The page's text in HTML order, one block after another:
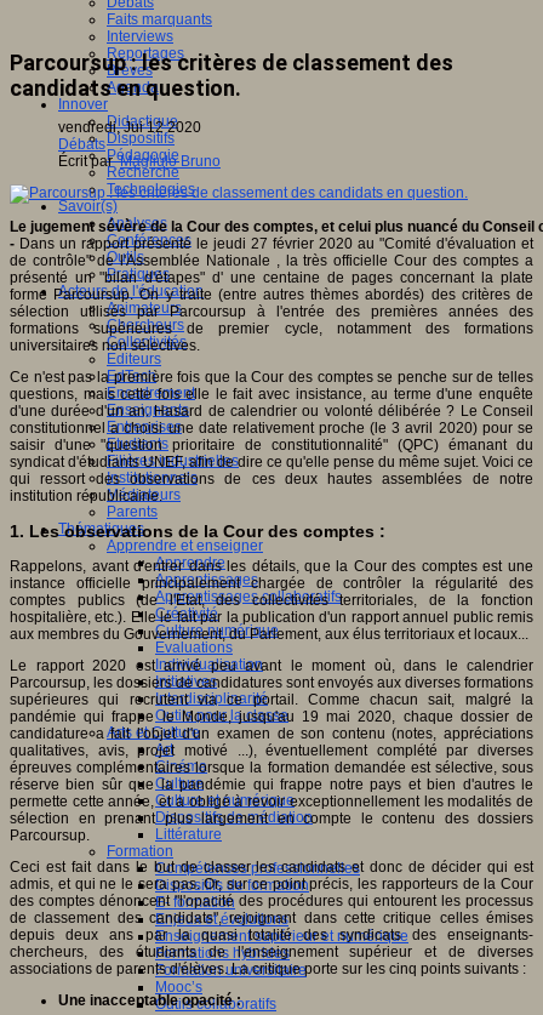
Faits marquants
Interviews
Reportages
Brèves
Agenda
Innover
Didactique
Dispositifs
Pédagogie
Recherche
Technologies
Savoir(s)
Analyses
Conférences
Outils
Pratiques
Acteurs de l'éducation
Animateurs
Chercheurs
Collectivités
Editeurs
EdTech
Encadrement
Enseignants
Entreprises
Etudiants
Filières industrielles
Institutionnels
Médiateurs
Parents
Thématiques
Apprendre et enseigner
Apprendre
Apprentissages
Apprentissages collaboratifs
Créativité
Culture numérique
Evaluations
Individualisation
Initiatives
Interdisciplinarité
Outils pour la classe
Arts et Culture
Art
Cinéma
Culture
Culture et numérique
Dispositifs de médiation
Littérature
Formation
Compétences professionnelles
Dispositifs de formation
E- formation
Enjeux et évolutions
Enseignement supérieur et numérique
Formations hybrides
Formation universitaire
Mooc’s
Outils collaboratifs
Parcoursup : les critères de classement des
candidats en question.
vendredi, Jui 12 2020
Débats
Écrit parMagliulo Bruno
Le jugement sévère de la Cour des comptes, et celui plus nuancé du Conseil
- Dans un rapport présenté le jeudi 27 février 2020 au "Comité d'évaluation et
de contrôle" de l'Assemblée Nationale , la très officielle Cour des comptes a
présenté un "bilan d'étapes" d' une centaine de pages concernant la plate
forme Parcoursup. On y traite (entre autres thèmes abordés) des critères de
sélection utilisés par Parcoursup à l'entrée des premières années des
formations supérieures de premier cycle, notamment des formations
universitaires non sélectives.
Ce n'est pas la première fois que la Cour des comptes se penche sur de telles
questions, mais cette fois elle le fait avec insistance, au terme d'une enquête
d'une durée d'un an. Hasard de calendrier ou volonté délibérée ? Le Conseil
constitutionnel a choisi une date relativement proche (le 3 avril 2020) pour se
saisir d'une "question prioritaire de constitutionnalité" (QPC) émanant du
syndicat d'étudiants UNEF, afin de dire ce qu'elle pense du même sujet. Voici ce
qui ressort des observations de ces deux hautes assemblées de notre
institution républicaine.
1. Les observations de la Cour des comptes :
Rappelons, avant d'entrer dans les détails, que la Cour des comptes est une
instance officielle principalement chargée de contrôler la régularité des
comptes publics (de l'Etat, des collectivités territoriales, de la fonction
hospitalière, etc.). Elle le fait par la publication d'un rapport annuel public remis
aux membres du Gouvernement, du Parlement, aux élus territoriaux et locaux...
Le rapport 2020 est arrivé peu avant le moment où, dans le calendrier
Parcoursup, les dossiers de candidatures sont envoyés aux diverses formations
supérieures qui recrutent via ce portail. Comme chacun sait, malgré la
pandémie qui frappe le Monde, jusqu'au 19 mai 2020, chaque dossier de
candidature a fait l'objet d'un examen de son contenu (notes, appréciations
qualitatives, avis, projet motivé ...), éventuellement complété par diverses
épreuves complémentaires lorsque la formation demandée est sélective, sous
réserve bien sûr que la pandémie qui frappe notre pays et bien d'autres le
permette cette année, et a obligé à revoir exceptionnellement les modalités de
sélection en prenant plus largement en compte le contenu des dossiers
Parcoursup.
Ceci est fait dans le but de classer les candidats et donc de décider qui est
admis, et qui ne le sera pas. Or, sur ce point précis, les rapporteurs de la Cour
des comptes dénoncent "l'opacité des procédures qui entourent les processus
de classement des candidats", rejoignant dans cette critique celles émises
depuis deux ans par la quasi totalité des syndicats des enseignants-
chercheurs, des étudiants de l'enseignement supérieur et de diverses
associations de parents d'élèves. La critique porte sur les cinq points suivants :
Une inacceptable opacité :